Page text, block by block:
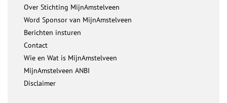
Over Stichting MijnAmstelveen
Word Sponsor van MijnAmstelveen
Berichten insturen
Contact
Wie en Wat is MijnAmstelveen
MijnAmstelveen ANBI
Disclaimer